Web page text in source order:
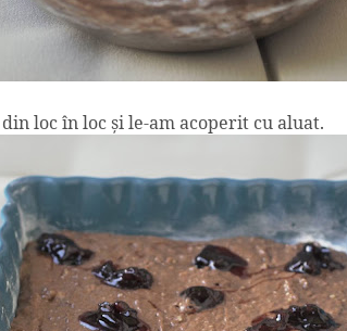
loc în loc şi le-am acoperit cu aluat.